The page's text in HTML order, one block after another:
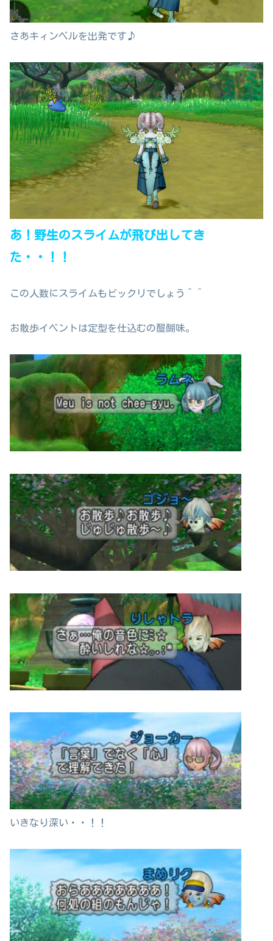
さあキィンベルを出発です♪
あ！野生のスライムが飛び出してき
た・・！！
この人数にスライムもビックリでしょう＾＾
お散歩イベントは定型を仕込むの醍醐味。
いきなり深い・・！！